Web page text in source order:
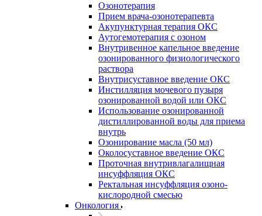
Озонотерапия
Прием врача-озонотерапевта
Акупунктурная терапия ОКС
Аутогемотерапия с озоном
Внутривенное капельное введение
озонированного физиологического
раствора
Внутрисуставное введение ОКС
Инстилляция мочевого пузыря
озонированной водой или ОКС
Использование озонированной
дистиллированной воды для приема
внутрь
Озонирование масла (50 мл)
Околосуставное введение ОКС
Проточная внутривлагалищная
инсуффляция ОКС
Ректальная инсуффляция озоно-
кислородной смесью
Онкология